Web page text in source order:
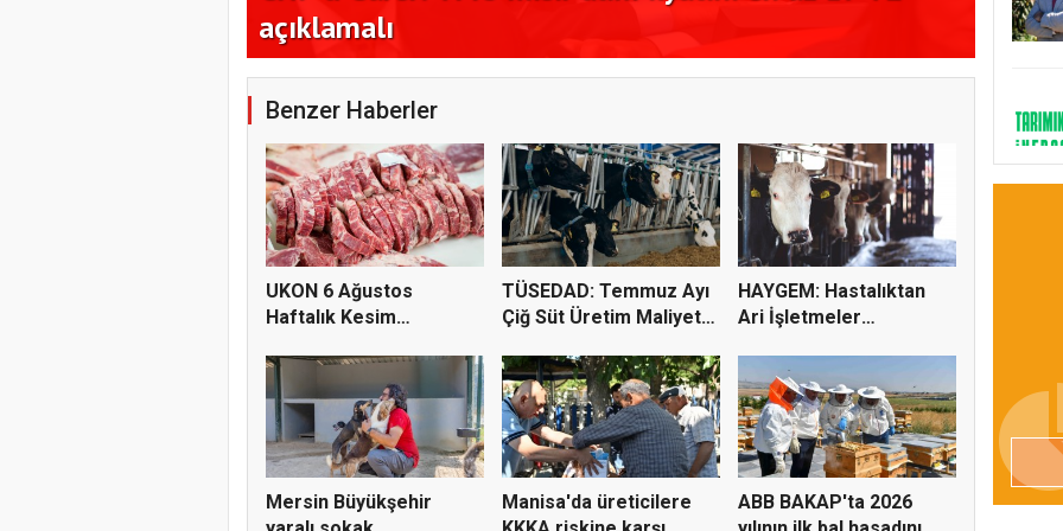
açıklamalı
Benzer Haberler
UKON 6 Ağustos
Haftalık Kesim
TÜSEDAD: Temmuz Ayı
Çiğ Süt Üretim Maliyeti
HAYGEM: Hastalıktan
Ari İşletmeler
Mersin Büyükşehir
Manisa'da üreticilere
ABB BAKAP'ta 2026